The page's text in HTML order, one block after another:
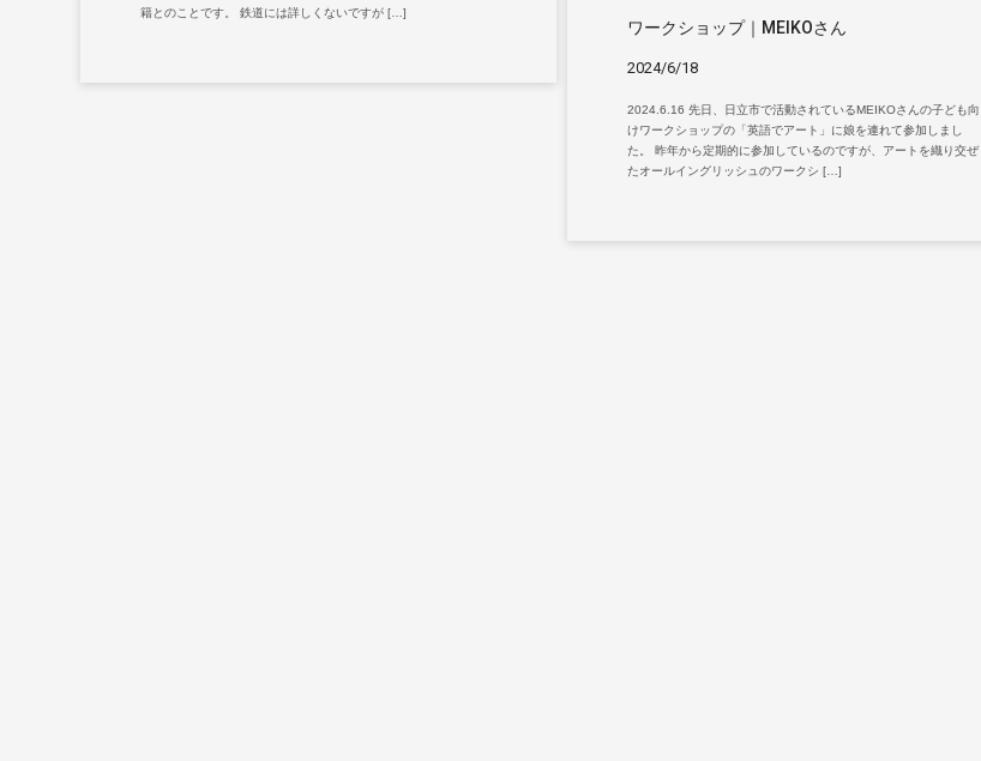
籍とのことです。 鉄道には詳しくないですが […]
ワークショップ｜MEIKOさん
2024/6/18
2024.6.16 先日、日立市で活動されているMEIKOさんの子ども向
けワークショップの「英語でアート」に娘を連れて参加しまし
た。 昨年から定期的に参加しているのですが、アートを織り交ぜ
たオールイングリッシュのワークシ […]